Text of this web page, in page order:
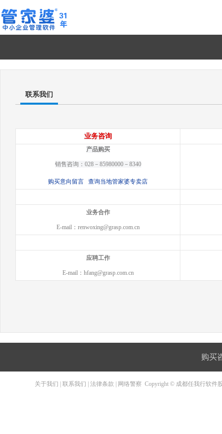
联系我们
业务咨询
产品购买
销售咨询：028－85980000－8340
购买意向留言 查询当地管家婆专卖店
业务合作
E-mail：renwoxing@grasp.com.cn
应聘工作
E-mail：hfang@grasp.com.cn
购买
关于我们 联系我们 法律条款 网络警察 Copyright © 成都任我行软件